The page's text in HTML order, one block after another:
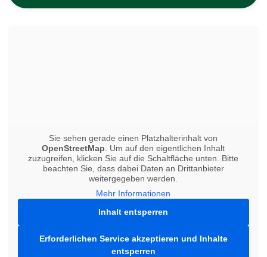
Sie sehen gerade einen Platzhalterinhalt von
OpenStreetMap . Um auf den eigentlichen Inhalt
zuzugreifen, klicken Sie auf die Schaltfläche unten. Bitte
beachten Sie, dass dabei Daten an Drittanbieter
weitergegeben werden.
Mehr Informationen
Inhalt entsperren
Erforderlichen Service akzeptieren und Inhalte
entsperren